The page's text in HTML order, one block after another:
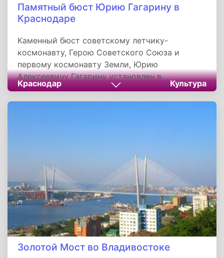
Памятный бюст Юрию Гагарину в
Краснодаре
Каменный бюст советскому летчику-
космонавту, Герою Советского Союза и
первому космонавту Земли, Юрию
Алексеевичу Гагарину установлен в
Краснодаре, у здания планетария в городском
парке «Солнечный остров». Памятное
Краснодар Культура
Золотой Мост во Владивостоке